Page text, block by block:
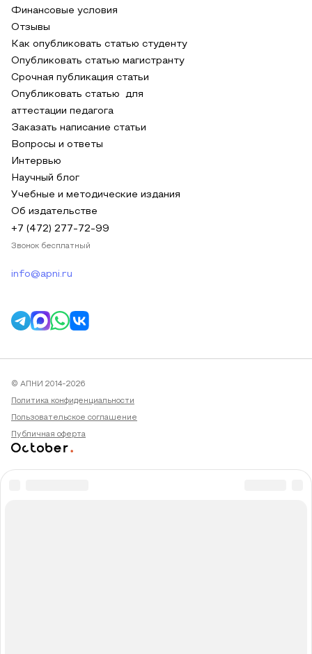
Финансовые условия
Отзывы
Как опубликовать статью студенту
Опубликовать статью магистранту
Срочная публикация статьи
Опубликовать статью для
аттестации педагога
Заказать написание статьи
Вопросы и ответы
Интервью
Научный блог
Учебные и методические издания
Об издательстве
+7 (472) 277-72-99
Звонок бесплатный
info@apni.ru
© АПНИ 2014-2026
Политика конфиденциальности
Пользовательское соглашение
Публичная оферта